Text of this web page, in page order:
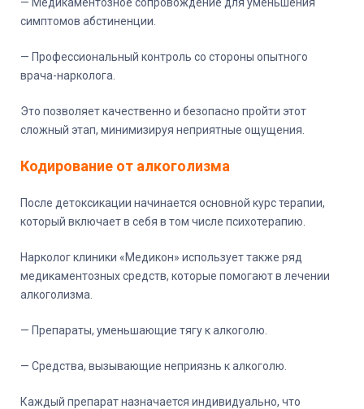
симптомов абстиненции.
— Профессиональный контроль со стороны опытного
врача-нарколога.
Это позволяет качественно и безопасно пройти этот
сложный этап, минимизируя неприятные ощущения.
Кодирование от алкоголизма
После детоксикации начинается основной курс терапии,
который включает в себя в том числе психотерапию.
Нарколог клиники «Медикон» использует также ряд
медикаментозных средств, которые помогают в лечении
алкоголизма.
— Препараты, уменьшающие тягу к алкоголю.
— Средства, вызывающие неприязнь к алкоголю.
Каждый препарат назначается индивидуально, что